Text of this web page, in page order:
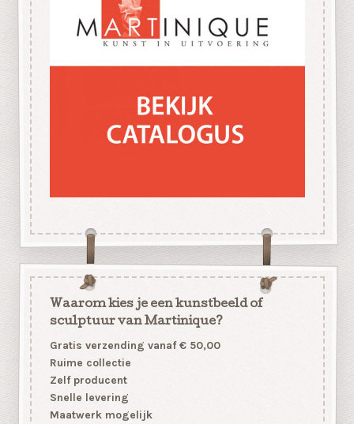
Waarom kies je een kunstbeeld of
sculptuur van Martinique?
Gratis verzending vanaf € 50,00
Ruime collectie
Zelf producent
Snelle levering
Maatwerk mogelijk